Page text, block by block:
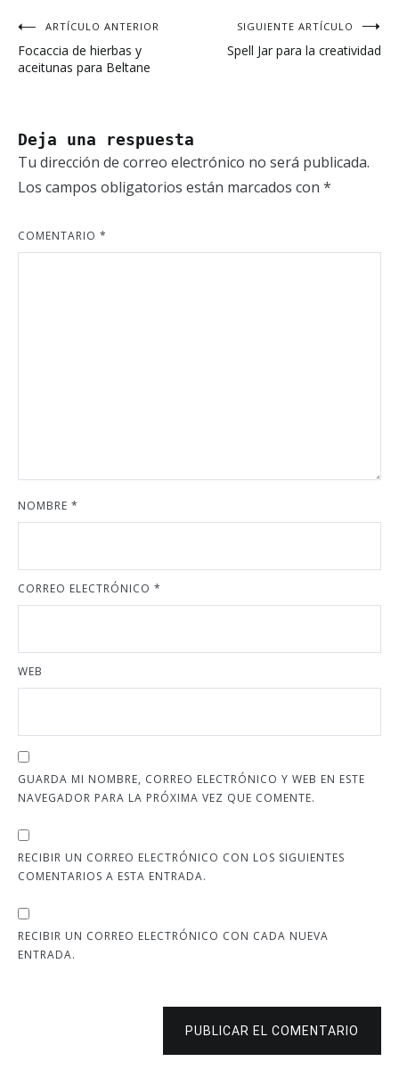
Navegación
de
ARTÍCULO ANTERIOR
Focaccia de hierbas y
aceitunas para Beltane
SIGUIENTE ARTÍCULO
Spell Jar para la creatividad
Deja una respuesta
Tu dirección de correo electrónico no será publicada.
Los campos obligatorios están marcados con *
COMENTARIO *
NOMBRE *
CORREO ELECTRÓNICO *
WEB
GUARDA MI NOMBRE, CORREO ELECTRÓNICO Y WEB EN ESTE
NAVEGADOR PARA LA PRÓXIMA VEZ QUE COMENTE.
RECIBIR UN CORREO ELECTRÓNICO CON LOS SIGUIENTES
COMENTARIOS A ESTA ENTRADA.
RECIBIR UN CORREO ELECTRÓNICO CON CADA NUEVA
ENTRADA.
PUBLICAR EL COMENTARIO